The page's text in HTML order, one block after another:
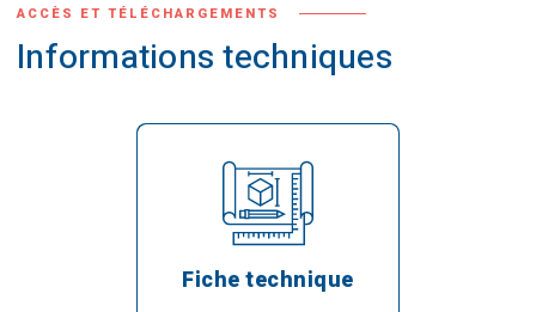
ACCÈS ET TÉLÉCHARGEMENTS
Informations techniques
Fiche technique